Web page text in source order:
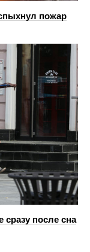
пожар
после сна